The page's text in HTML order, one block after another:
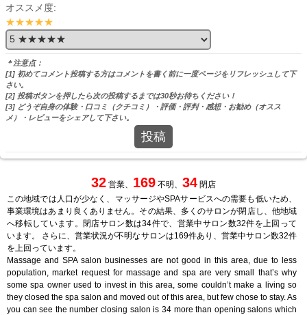
オススメ度:
★★★★★
＊注意点：
[1] 初めてコメント投稿する方はコメントを書く前に一度ページをリフレッシュして下
さい。
[2] 投稿ボタンを押したら次の投稿するまでは30秒お待ちください！
[3] どうぞ自身の体験・口コミ（クチコミ）・評価・評判・感想・お勧め（オスス
メ）・レビューをシェアして下さい。
投稿
32 営業、 169 不明、 34 閉店
この地域では人口が少なく、マッサージやSPAサービスへの需要も低いため、
事業環境はあまり良くありません。その結果、多くのサロンが閉店し、他地域
へ移転しています。閉店サロン数は34件で、営業中サロン数32件を上回って
います。 さらに、営業状況が不明なサロンは169件あり、営業中サロン数32件
を上回っています。
Massage and SPA salon businesses are not good in this area, due to less
population, market request for massage and spa are very small that’s why
some spa owner used to invest in this area, some couldn’t make a living so
they closed the spa salon and moved out of this area, but few chose to stay. As
you can see the number closing salon is 34 more than opening salons which